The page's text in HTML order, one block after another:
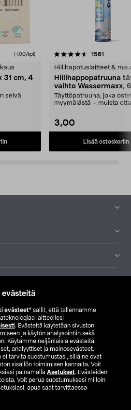
evästeitä
evästeet” sallit, että tallennamme
laitteellesi
. Evästeitä käytetään sivuston
ja käytön analysointiin sekä
Käytämme neljänlaisia evästeitä:
analyyttiset ja mainosevästeet.
tarvita suostumustasi, sillä ne ovat
sisällön toimimisen kannalta. Voit
painamalla Asetukset. Evästeiden
Voit perua suostumuksesi milloin
apua saat tarvittaessa
(1,00/kpl)
31 cm, 4
selvä
1561
Hiilihapotuslaitteet &
Hiilihappopatruuna
vaihto Wassermaxx,
Täyttöpatruuna, joka
myymälästä – muista
3,00
Lisää ostoskoriin
4.5viidestä
Etsi myymälä
SE NO FI
FI SV